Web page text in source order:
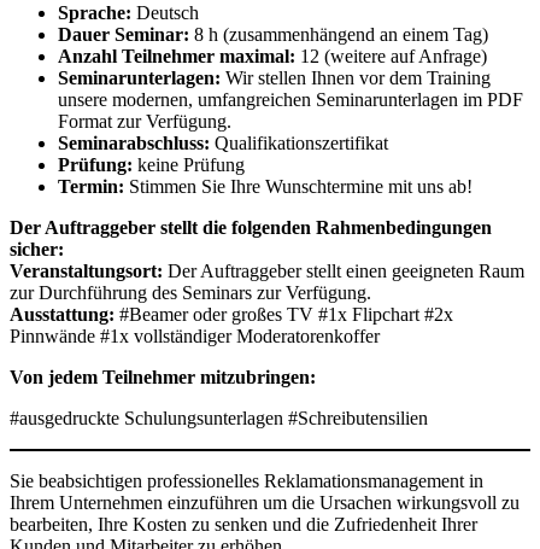
Sprache: Deutsch
Dauer Seminar: 8 h (zusammenhängend an einem Tag)
Anzahl Teilnehmer maximal: 12 (weitere auf Anfrage)
Seminarunterlagen: Wir stellen Ihnen vor dem Training
unsere modernen, umfangreichen Seminarunterlagen im PDF
Format zur Verfügung.
Seminarabschluss: Qualifikationszertifikat
Prüfung: keine Prüfung
Termin: Stimmen Sie Ihre Wunschtermine mit uns ab!
Der Auftraggeber stellt die folgenden Rahmenbedingungen
sicher:
Veranstaltungsort: Der Auftraggeber stellt einen geeigneten Raum
zur Durchführung des Seminars zur Verfügung.
Ausstattung: #Beamer oder großes TV #1x Flipchart #2x
Pinnwände #1x vollständiger Moderatorenkoffer
Von jedem Teilnehmer mitzubringen:
#ausgedruckte Schulungsunterlagen #Schreibutensilien
Sie beabsichtigen professionelles Reklamationsmanagement in
Ihrem Unternehmen einzuführen um die Ursachen wirkungsvoll zu
bearbeiten, Ihre Kosten zu senken und die Zufriedenheit Ihrer